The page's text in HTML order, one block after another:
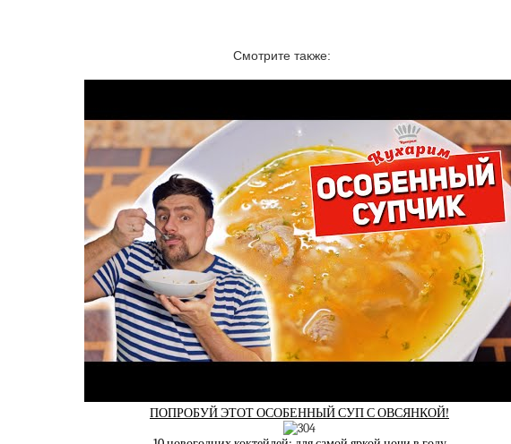
Смотрите также:
ПОПРОБУЙ ЭТОТ ОСОБЕННЫЙ СУП С ОВСЯНКОЙ!